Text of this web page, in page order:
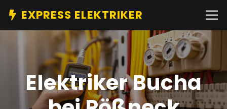
EXPRESS ELEKTRIKER
Elektriker Bucha